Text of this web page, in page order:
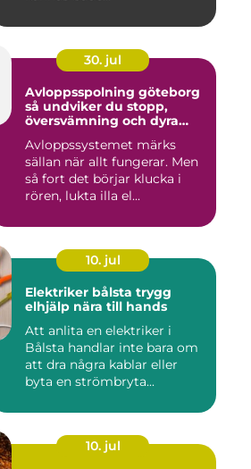
30. jul
Avloppsspolning göteborg
så undviker du stopp,
översvämning och dyra
Avloppssystemet märks
sällan när allt fungerar. Men
så fort det börjar klucka i
rören, lukta illa el...
10. jul
Elektriker bålsta trygg
elhjälp nära till hands
Att anlita en elektriker i
Bålsta handlar inte bara om
att dra några kablar eller
byta en strömbryta...
10. jul